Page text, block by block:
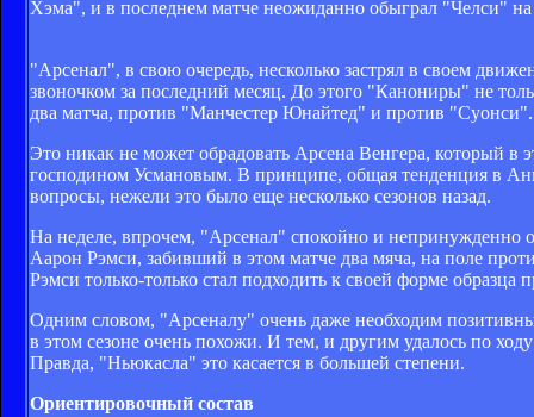
Хэма", и в последнем матче неожиданно обыграл "Челси" на
"Арсенал", в свою очередь, несколько застрял в своем
звоночком за последний месяц. До этого "Канониры" не
два матча, против "Манчестер Юнайтед" и против "Суонси".
Это никак не может обрадовать Арсена Венгера, который в
господином Усмановым. В принципе, общая тенденция в
вопросы, нежели это было еще несколько сезонов назад.
На неделе, впрочем, "Арсенал" спокойно и непринужденно
Аарон Рэмси, забивший в этом матче два мяча, на поле
Рэмси только-только стал подходить к своей форме образца
Одним словом, "Арсеналу" очень даже необходим
в этом сезоне очень похожи. И тем, и другим удалось по
Правда, "Ньюкасла" это касается в большей степени.
Ориентировочный состав